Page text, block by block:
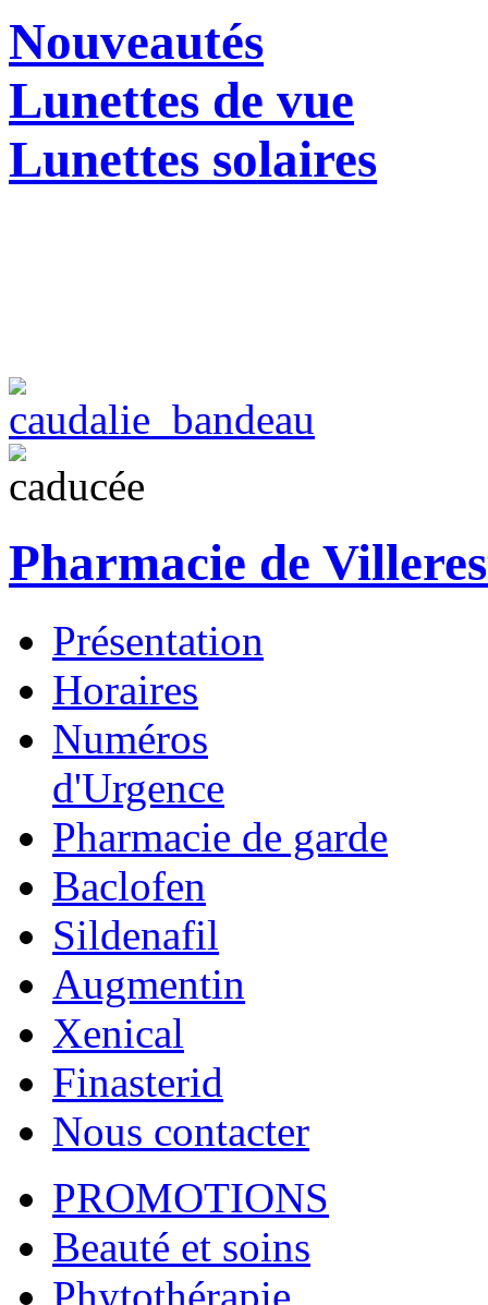
Nouveautés
Lunettes de vue
Lunettes solaires
Pharmacie de
Présentation
Horaires
Numéros
d'Urgence
Pharmacie de garde
Baclofen
Sildenafil
Augmentin
Xenical
Finasterid
Nous contacter
PROMOTIONS
Beauté et soins
Phytothérapie